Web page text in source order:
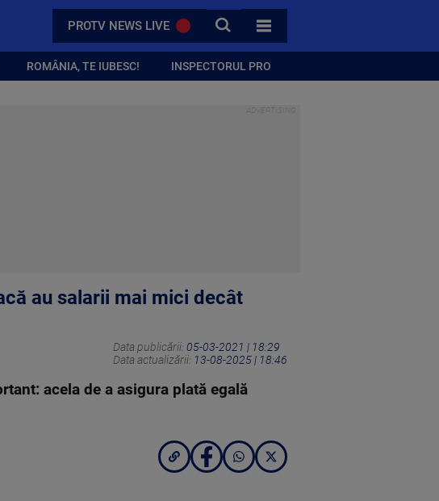
PROTV NEWS LIVE CAUTA
TOATE CATEGORIILE
ROMÂNIA, TE IUBESC! INSPECTORUL PRO
au salarii mai mici decât
Data publicării: 05-03-2021 | 18:29
Data actualizării: 13-08-2025 | 18:46
acela de a asigura plată egală